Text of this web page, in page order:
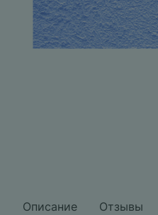
Описание Отзывы